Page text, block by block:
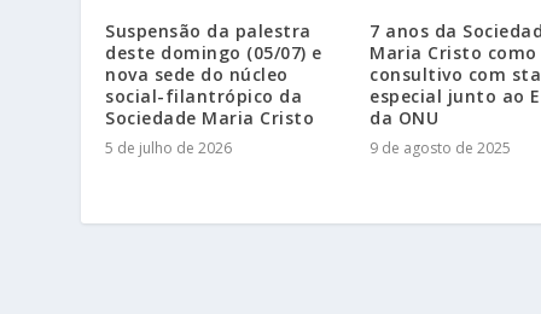
Suspensão da palestra
deste domingo (05/07) e
nova sede do núcleo
social-filantrópico da
Sociedade Maria Cristo
5 de julho de 2026
7 anos da
Maria Cristo
consultivo com
especial junto ao
da ONU
9 de agosto de 2025